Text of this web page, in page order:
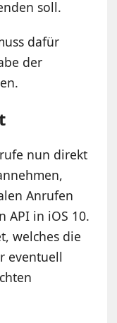
soll.
dafür
der
nun direkt
Anrufen
API in iOS 10.
welches die
eventuell